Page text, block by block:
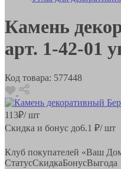
Камень
арт. 1-42-01
Код товара: 577448
113₽/ шт
Скидка и бонус до6.1 ₽/ шт
Клуб покупателей «Ваш
СтатусСкидкаБонусВыгода